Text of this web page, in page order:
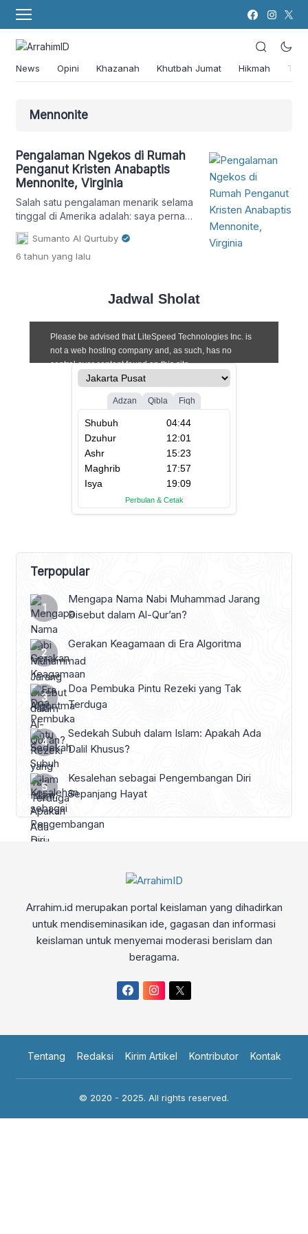
News Opini Khazanah Khutbah Jumat Hikmah
Mennonite
Pengalaman Ngekos di Rumah
Penganut Kristen Anabaptis
Mennonite, Virginia
Salah satu pengalaman menarik selama
tinggal di Amerika adalah: saya pernah
ngekos di sebuah rumah milik
penganut Kristen Anabaptis Mennonite
dan tinggal bersama anggota keluarga
seorang difabel. Ia agak susah berjalan
Hidupnya pun disubsidi oleh
pemerintah. […]
Sumanto Al Qurtuby
6 tahun yang lalu
Jadwal Sholat
Terpopular
Mengapa Nama Nabi Muhammad Jarang
Disebut dalam Al-Qur’an?
Gerakan Keagamaan di Era Algoritma
Doa Pembuka Pintu Rezeki yang Tak
Terduga
Sedekah Subuh dalam Islam: Apakah Ada
Dalil Khusus?
Kesalehan sebagai Pengembangan Diri
Sepanjang Hayat
Arrahim.id merupakan portal keislaman yang dihadirkan
untuk mendiseminasikan ide, gagasan dan informasi
keislaman untuk menyemai moderasi berislam dan
beragama.
Tentang Redaksi Kirim Artikel Kontributor Kontak
© 2020 - 2025. All rights reserved.